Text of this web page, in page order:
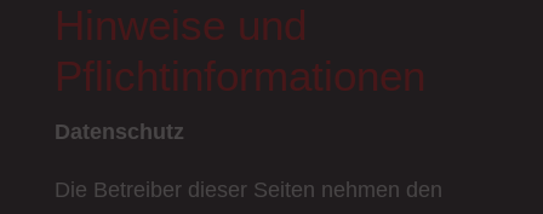
Hinweise und
Pflichtinformationen
Datenschutz
Die Betreiber dieser Seiten nehmen den